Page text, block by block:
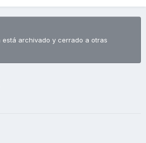
está archivado y cerrado a otras